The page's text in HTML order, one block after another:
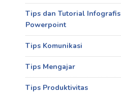
Tips dan Tutorial Infografis
Powerpoint
Tips Komunikasi
Tips Mengajar
Tips Produktivitas